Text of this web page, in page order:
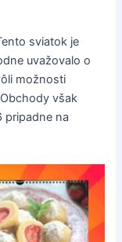
sviatok je
uvažovalo o
možnosti
však
pripadne na